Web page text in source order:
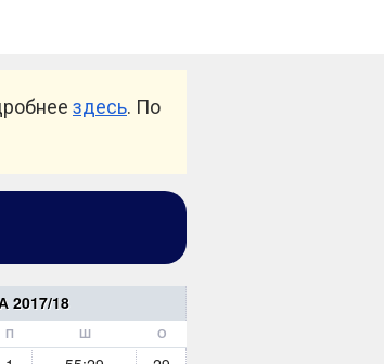
здесь. По
18
П Ш О